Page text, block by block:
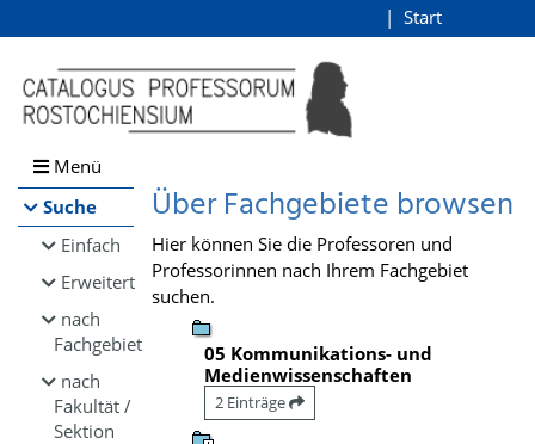
Browsen
direkt zum Inhalt
Start
Menü
Suche
Einfach
Erweitert
nach
Fachgebiet
nach
Fakultät /
Sektion
Über Fachgebiete browsen
Hier können Sie die Professoren und
Professorinnen nach Ihrem Fachgebiet
suchen.
05 Kommunikations- und
Medienwissenschaften
2 Einträge